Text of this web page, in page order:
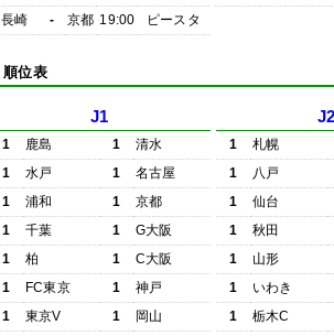
長崎
- 京都 19:00 ピースタ
順位表
J1
1 鹿島 1
清水
1
水戸 1
名古屋
1
浦和 1
京都
1
千葉 1
G大阪
1
柏 1
C大阪
1
FC東京 1
神戸
1
東京V 1
岡山
1
札幌
1
八戸
1
仙台
1
秋田
1
山形
1
いわき
1
栃木C